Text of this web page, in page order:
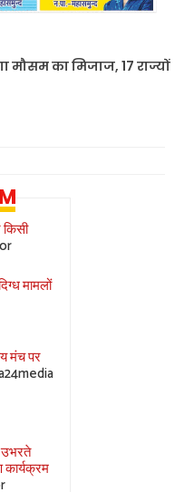
मौसम का मिजाज, 17 राज्यों
मामलों
मंच पर
उभरते
कार्यक्रम